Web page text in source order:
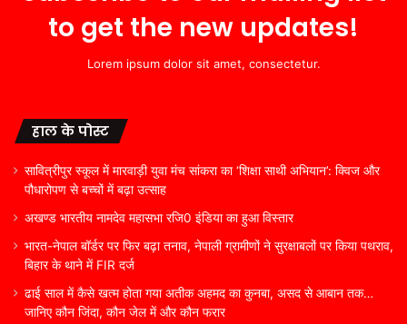
to get the new updates!
Lorem ipsum dolor sit amet, consectetur.
हाल के पोस्ट
सावित्रीपुर स्कूल में मारवाड़ी युवा मंच सांकरा का ‘शिक्षा साथी अभियान’: क्विज और
पौधारोपण से बच्चों में बढ़ा उत्साह
अखण्ड भारतीय नामदेव महासभा रजि0 इंडिया का हुआ विस्तार
भारत-नेपाल बॉर्डर पर फिर बढ़ा तनाव, नेपाली ग्रामीणों ने सुरक्षाबलों पर किया पथराव,
बिहार के थाने में FIR दर्ज
ढाई साल में कैसे खत्म होता गया अतीक अहमद का कुनबा, असद से आबान तक…
जानिए कौन जिंदा, कौन जेल में और कौन फरार